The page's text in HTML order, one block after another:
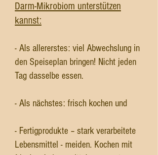
Darm-Mikrobiom unterstützen
kannst:
- Als allererstes: viel Abwechslung in
den Speiseplan bringen! Nicht jeden
Tag dasselbe essen.
- Als nächstes: frisch kochen und
- Fertigprodukte – stark verarbeitete
Lebensmittel - meiden. Kochen mit